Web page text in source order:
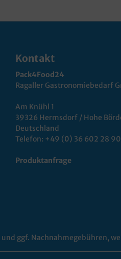
Kontakt
Pack4Food24
Ragaller Gastronomiebedarf
Am Knühl 1
39326 Hermsdorf / Hohe
Deutschland
Telefon: +49 (0) 36 602 28
Produktanfrage
und ggf. Nachnahmegebühren,